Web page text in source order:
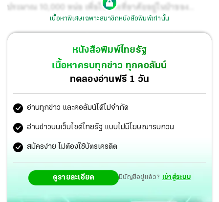
ประมาณ 10,000 หน่อ เพื่อให้ช้างที่อาศัยอยู่ในป่าของ
จันทบุรีและระยองไม่ต้องลงมาบุกรุกเรือกสวนไร่นาเกษตรกร
ท่านใดจะร่วมกิจกรรมปลูกกล้วยเพื่อช้างป่า เชิญติดต่อ
อาจารย์บุญ บางเขน โทรศัพท์ 061-465-5574 หรือไลน์ไอดี
เนื้อหาพิเศษเฉพาะสมาชิกหนังสือพิมพ์เท่านั้น
หนังสือพิมพ์ไทยรัฐ
เนื้อหาครบทุกข่าว ทุกคอลัมน์
ทดลองอ่านฟรี 1 วัน
อ่านทุกข่าว และคอลัมน์ได้ไม่จำกัด
อ่านข่าวบนเว็บไซต์ไทยรัฐ แบบไม่มีโฆษณารบกวน
สมัครง่าย ไม่ต้องใช้บัตรเครดิต
ดูรายละเอียด มีบัญชีอยู่แล้ว? เข้าสู่ระบบ